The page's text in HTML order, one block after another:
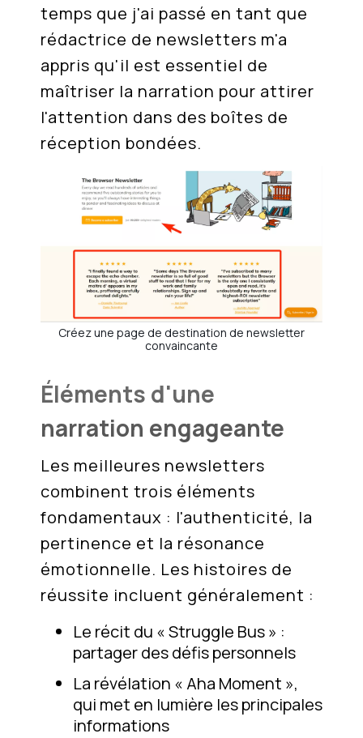
temps que j'ai passé en tant que
rédactrice de newsletters m'a
appris qu'il est essentiel de
maîtriser la narration pour attirer
l'attention dans des boîtes de
réception bondées.
Créez une page de destination de newsletter
convaincante
Éléments d'une
narration engageante
Les meilleures newsletters
combinent trois éléments
fondamentaux : l'authenticité, la
pertinence et la résonance
émotionnelle. Les histoires de
réussite incluent généralement :
Le récit du « Struggle Bus » :
partager des défis personnels
La révélation « Aha Moment »,
qui met en lumière les principales
informations